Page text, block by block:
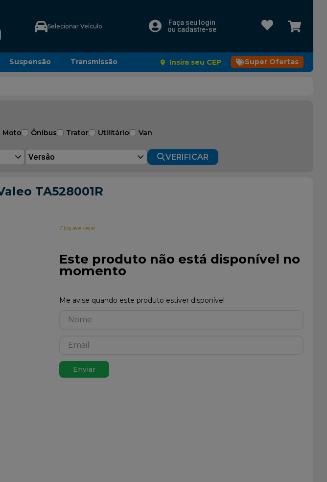
Selecionar Veículo
Faça seu login
ou cadastre-se
Suspensão Transmissão Insira seu CEP Super Ofertas
Moto Ônibus Trator Utilitário Van
Versão VERIFICAR
TA528001R
Clique e veja!
Este produto não está disponível no
momento
Enviar